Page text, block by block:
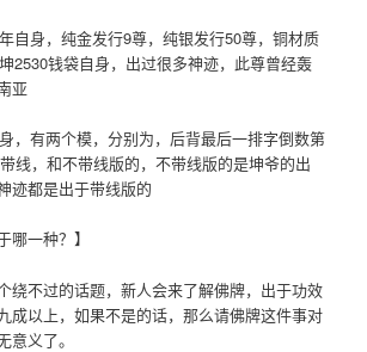
自身，纯金发行9尊，纯银发行50尊，铜材质
2530钱袋自身，出过很多神迹，此尊曾经轰
亚
，有两个模，分别为，后背最后一排字倒数第
线，和不带线版的，不带线版的是坤爷的出
迹都是出于带线版的
哪一种？】
绕不过的话题，新人会来了解佛牌，出于功效
成以上，如果不是的话，那么请佛牌这件事对
意义了。